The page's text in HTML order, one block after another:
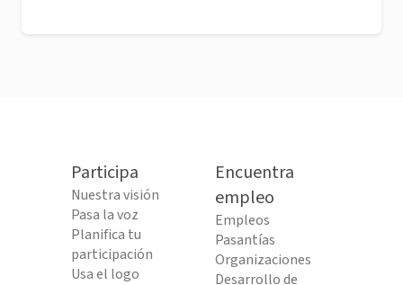
Participa
Nuestra visión
Pasa la voz
Planifica tu
participación
Usa el logo
Encuentra
empleo
Empleos
Pasantías
Organizaciones
Desarrollo de